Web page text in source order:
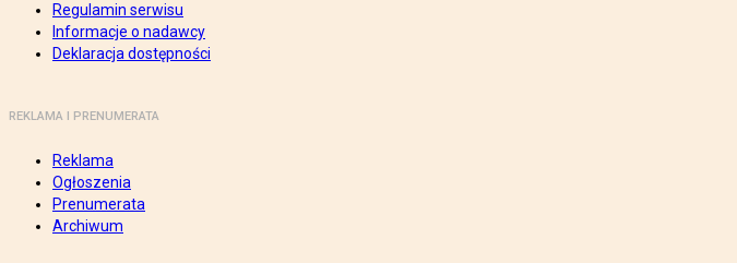
Regulamin serwisu
Informacje o nadawcy
Deklaracja dostępności
REKLAMA I PRENUMERATA
Reklama
Ogłoszenia
Prenumerata
Archiwum